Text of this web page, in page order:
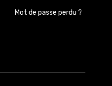
Mot de passe perdu ?